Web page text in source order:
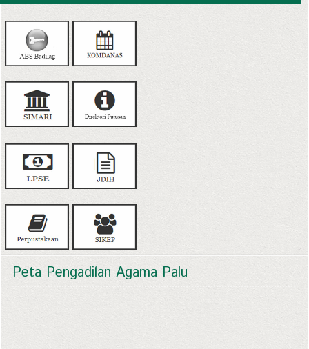
Peta Pengadilan Agama Palu